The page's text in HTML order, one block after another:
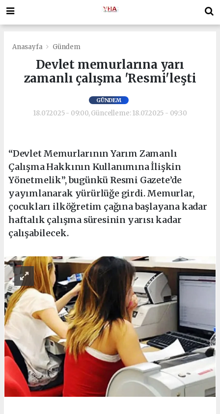
Anasayfa Gündem
Devlet memurlarına yarı
zamanlı çalışma 'Resmi'leşti
GÜNDEM
18.07.2025 - 09:00, Güncelleme: 18.07.2025 - 09:30
“Devlet Memurlarının Yarım Zamanlı
Çalışma Hakkının Kullanımına İlişkin
Yönetmelik”, bugünkü Resmi Gazete’de
yayımlanarak yürürlüğe girdi. Memurlar,
çocukları ilköğretim çağına başlayana kadar
haftalık çalışma süresinin yarısı kadar
çalışabilecek.